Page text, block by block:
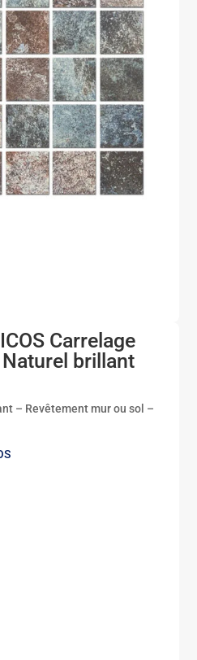
Carrelage
brillant
– Revêtement mur ou sol –